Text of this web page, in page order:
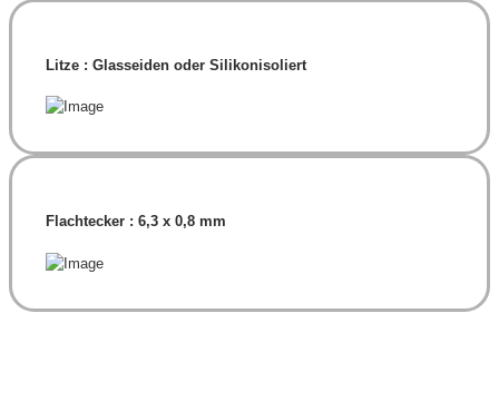
Litze : Glasseiden oder Silikonisoliert
Flachtecker : 6,3 x 0,8 mm